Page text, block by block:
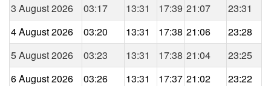
3 August 2026
03:17 13:31 17:39 21:07
23:31
4 August 2026
03:20 13:31 17:38 21:06
23:28
5 August 2026
03:23 13:31 17:38 21:04
23:25
6 August 2026
03:26 13:31 17:37 21:02
23:22